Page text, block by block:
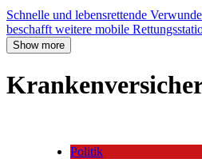
Schnelle und lebensrettende
beschafft weitere mobile
Show more
Politik